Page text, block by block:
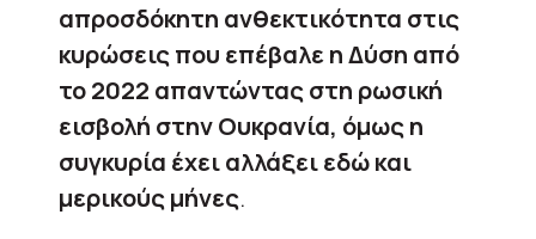
απροσδόκητη ανθεκτικότητα στις
κυρώσεις που επέβαλε η Δύση από
το 2022 απαντώντας στη ρωσική
εισβολή στην Ουκρανία, όμως η
συγκυρία έχει αλλάξει εδώ και
μερικούς μήνες.